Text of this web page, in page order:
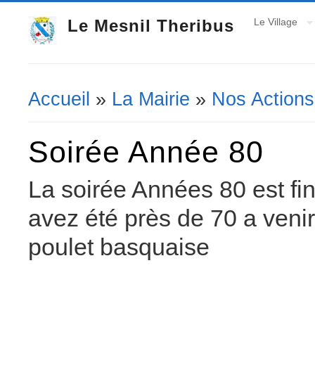
Le Mesnil Theribus Le Village
Vous êtes ici
Accueil » La Mairie » Nos Actions
Soirée Année 80
La soirée Années 80 est
avez été près de 70 a
poulet basquaise